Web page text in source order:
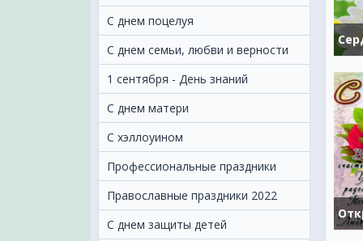
С днем поцелуя
С днем семьи, любви и верности
1 сентября - День знаний
С днем матери
C хэллоуином
Профессиональные праздники
Православные праздники 2022
C днем защиты детей